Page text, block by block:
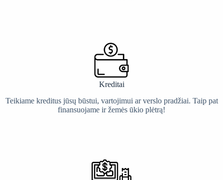
Kreditai
Teikiame kreditus jūsų būstui, vartojimui ar verslo pradžiai. Taip pat
finansuojame ir žemės ūkio plėtrą!